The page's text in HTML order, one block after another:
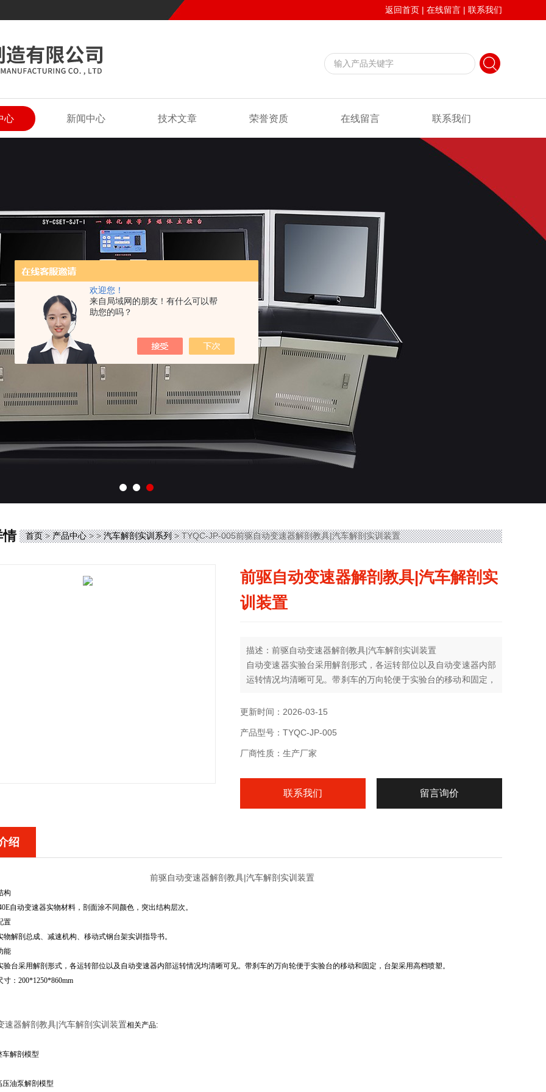
欢迎您！
来自局域网的朋友！有什么可以帮
助您的吗？
返回首页 | 在线留言 | 联系我们
心 新闻中心 技术文章 荣誉资质 在线留言 联系我们
情 首页>产品中心> >汽车解剖实训系列> TYQC-JP-005前驱自动变速器解剖教具|汽车解剖实训装置
前驱自动变速器解剖教具|汽车解剖实
训装置
描述：前驱自动变速器解剖教具|汽车解剖实训装置
自动变速器实验台采用解剖形式，各运转部位以及自动变速器内部
运转情况均清晰可见。带刹车的万向轮便于实验台的移动和固定，
更新时间：2026-03-15
产品型号：TYQC-JP-005
厂商性质：生产厂家
联系我们 留言询价
绍
前驱自动变速器解剖教具|汽车解剖实训装置
构
自动变速器实物材料，剖面涂不同颜色，突出结构层次。
置
物解剖总成、减速机构、移动式钢台架实训指导书。
能
验台采用解剖形式，各运转部位以及自动变速器内部运转情况均清晰可见。带刹车的万向轮便于实验台的移动和固定，台架采用高档喷塑。
寸：200*1250*860mm
速器解剖教具|汽车解剖实训装置相关产品:
车解剖模型
压油泵解剖模型